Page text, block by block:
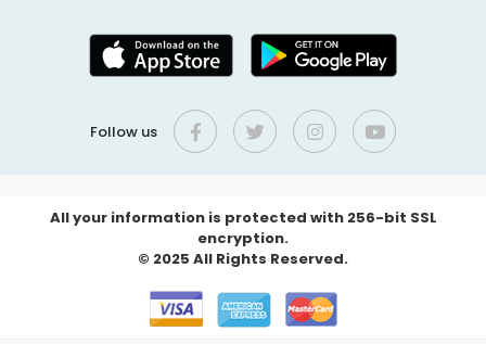
Follow us
All your information is protected with 256-bit SSL
encryption.
© 2025 All Rights Reserved.